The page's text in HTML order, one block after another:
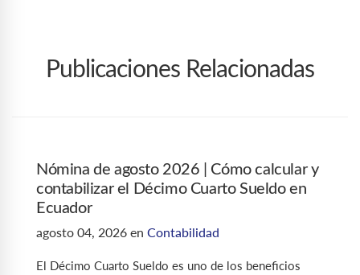
Publicaciones Relacionadas
Nómina de agosto 2026 | Cómo calcular y
contabilizar el Décimo Cuarto Sueldo en
Ecuador
agosto 04, 2026 en Contabilidad
El Décimo Cuarto Sueldo es uno de los beneficios